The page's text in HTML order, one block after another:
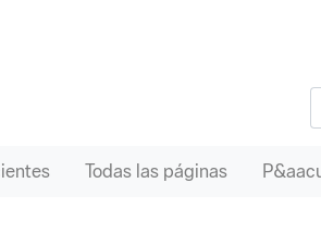
Todas las páginas